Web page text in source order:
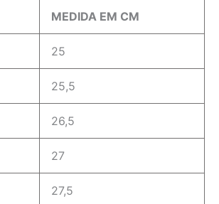
MEDIDA EM CM
25
25,5
26,5
27
27,5